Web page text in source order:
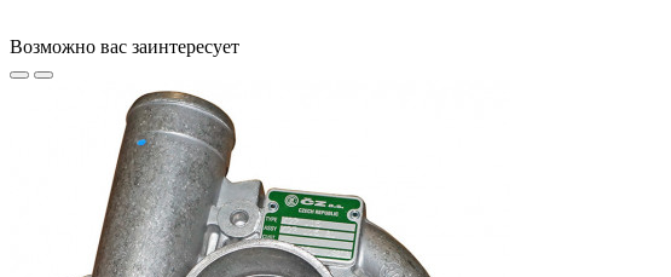
Возможно вас заинтересует